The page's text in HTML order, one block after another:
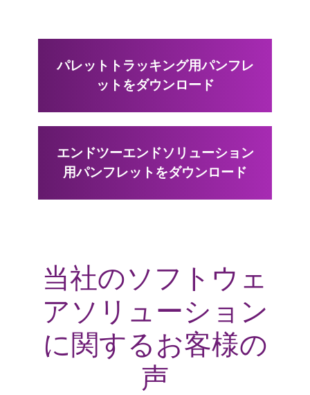
パレットトラッキング用パンフレ
ットをダウンロード
エンドツーエンドソリューション
用パンフレットをダウンロード
当社のソフトウェ
アソリューション
に関するお客様の
声